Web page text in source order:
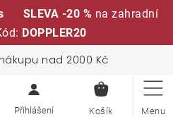
SLEVA -20 % na zahradní
DOPPLER20
nad 2000 Kč
KOŠÍK